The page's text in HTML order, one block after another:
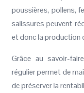
poussières, pollens,
salissures peuvent
et donc la production
Grâce au savoir-
régulier permet de
de préserver la